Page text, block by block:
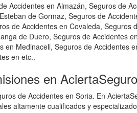
Accidentes en Almazán, Seguros de
de Gormaz, Seguros de
de Accidentes en Covaleda, Seguros
de Duero, Seguros de Accidentes
Medinaceli, Seguros de Accidentes
en etc..
en
de Accidentes en Soria. En
altamente cualificados y